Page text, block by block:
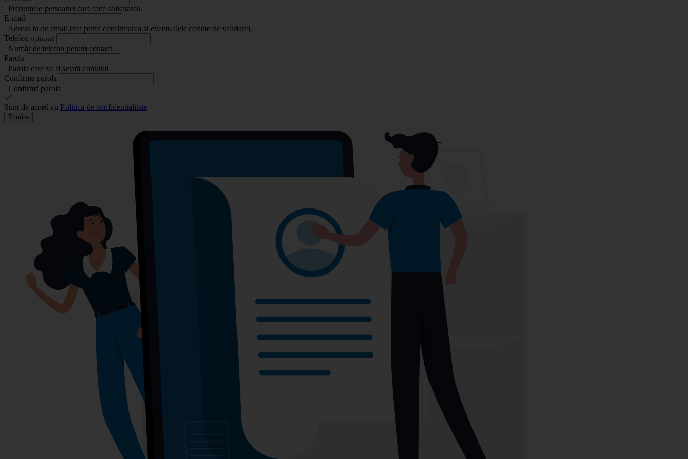
Prenumele persoanei care face solicitarea.
E-mail
Adresa ta de email (vei primi confirmarea și eventualele cerințe de validare).
Telefon optional
Număr de telefon pentru contact.
Parola
Parola care va fi setată contului
Confirma parola
Confirmă parola
Sunt de acord cu Politica de confidentialitate
Trimite